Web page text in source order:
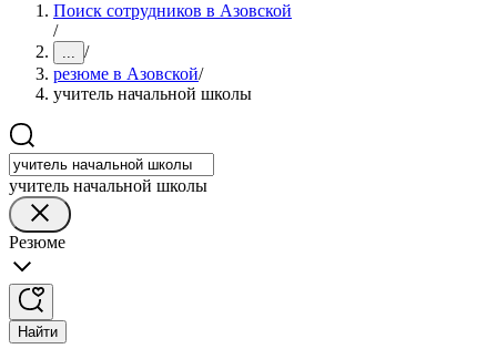
Поиск сотрудников в Азовской
/
... /
резюме в Азовской/
учитель начальной школы
учитель начальной школы
Резюме
Найти